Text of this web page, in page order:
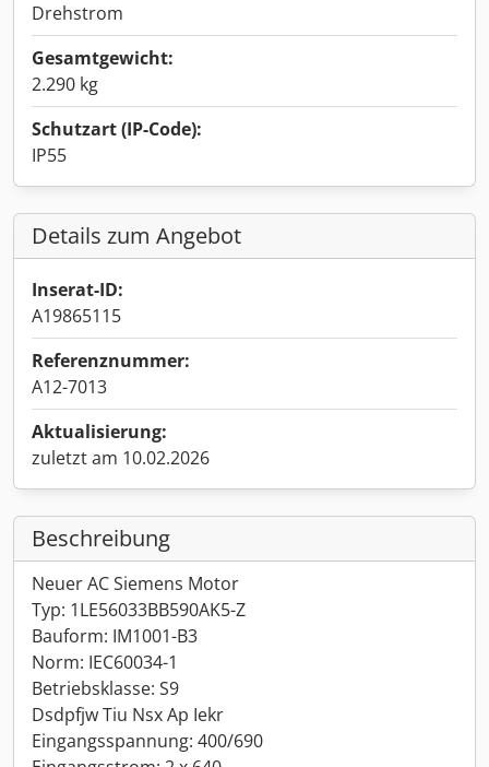
Drehstrom
Gesamtgewicht:
2.290 kg
Schutzart (IP-Code):
IP55
Details zum Angebot
Inserat-ID:
A19865115
Referenznummer:
A12-7013
Aktualisierung:
zuletzt am 10.02.2026
Beschreibung
Neuer AC Siemens Motor
Typ: 1LE56033BB590AK5-Z
Bauform: IM1001-B3
Norm: IEC60034-1
Betriebsklasse: S9
Dsdpfjw Tiu Nsx Ap Iekr
Eingangsspannung: 400/690